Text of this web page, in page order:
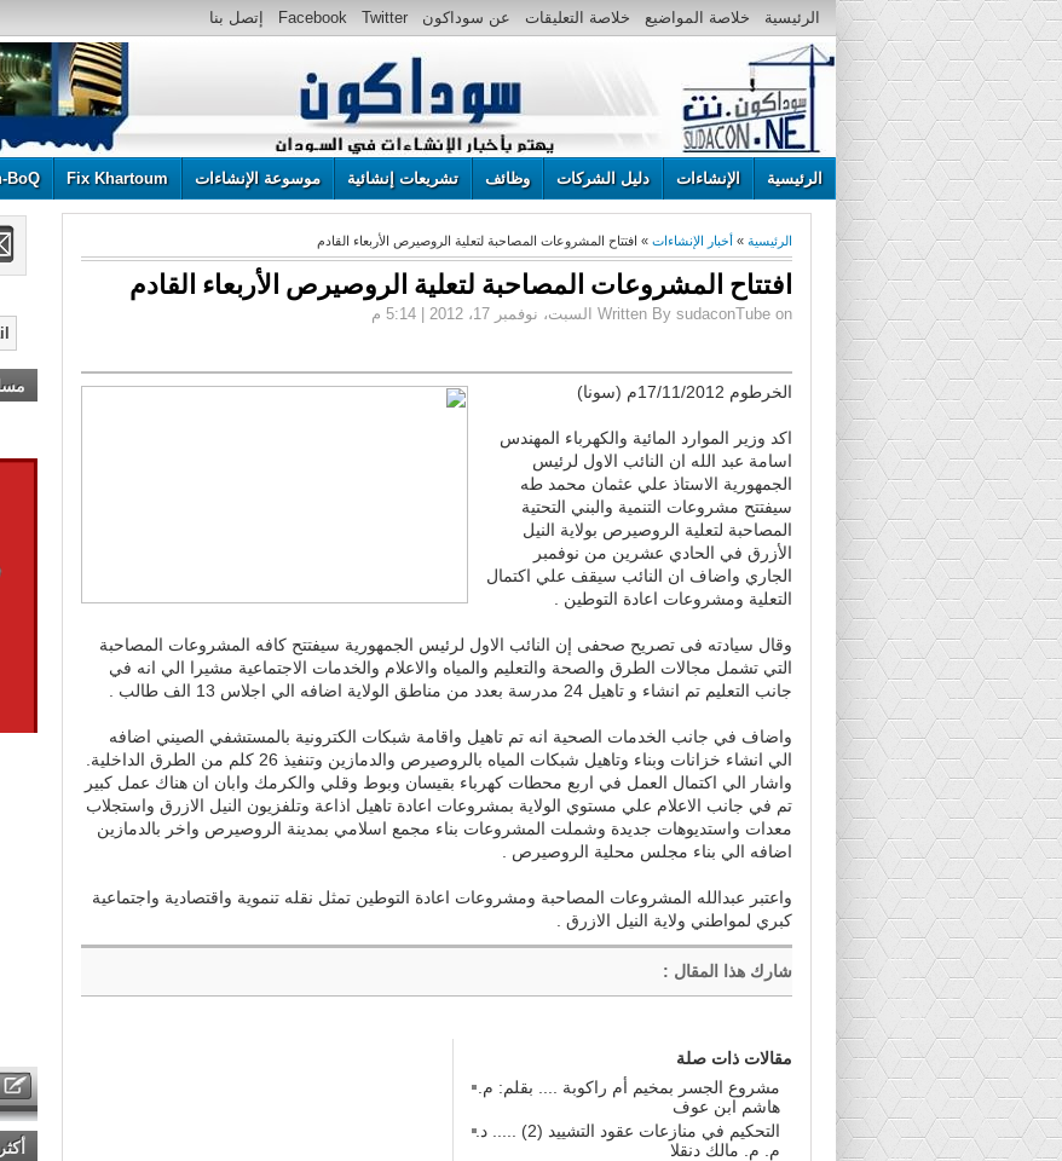
الرئيسية خلاصة المواضيع خلاصة التعليقات عن سوداكون Twitter
Facebook إتصل بنا
الرئيسية الإنشاءات دليل الشركات وظائف تشريعات إنشائية موسوعة الإنشاءات Fix Khartoum
BoQ
الرئيسية » أخبار الإنشاءات » افتتاح المشروعات المصاحبة لتعلية الروصيرص الأربعاء القادم
افتتاح المشروعات المصاحبة لتعلية الروصيرص الأربعاء القادم
Written By sudaconTube on السبت، نوفمبر 17، 2012 | 5:14 م
الخرطوم 17/11/2012م (سونا)
اكد وزير الموارد المائية والكهرباء المهندس
اسامة عبد الله ان النائب الاول لرئيس
الجمهورية الاستاذ علي عثمان محمد طه
سيفتتح مشروعات التنمية والبني التحتية
المصاحبة لتعلية الروصيرص بولاية النيل
الأزرق في الحادي عشرين من نوفمبر
الجاري واضاف ان النائب سيقف علي اكتمال
التعلية ومشروعات اعادة التوطين .
وقال سيادته فى تصريح صحفى إن النائب الاول لرئيس الجمهورية سيفتتح كافه المشروعات المصاحبة
التي تشمل مجالات الطرق والصحة والتعليم والمياه والاعلام والخدمات الاجتماعية مشيرا الي انه في
جانب التعليم تم انشاء و تاهيل 24 مدرسة بعدد من مناطق الولاية اضافه الي اجلاس 13 الف طالب .
واضاف في جانب الخدمات الصحية انه تم تاهيل واقامة شبكات الكترونية بالمستشفي الصيني اضافه
الي انشاء خزانات وبناء وتاهيل شبكات المياه بالروصيرص والدمازين وتنفيذ 26 كلم من الطرق الداخلية.
واشار الي اكتمال العمل في اربع محطات كهرباء بقيسان وبوط وقلي والكرمك وابان ان هناك عمل كبير
تم في جانب الاعلام علي مستوي الولاية بمشروعات اعادة تاهيل اذاعة وتلفزيون النيل الازرق واستجلاب
معدات واستديوهات جديدة وشملت المشروعات بناء مجمع اسلامي بمدينة الروصيرص واخر بالدمازين
اضافه الي بناء مجلس محلية الروصيرص .
واعتبر عبدالله المشروعات المصاحبة ومشروعات اعادة التوطين تمثل نقله تنموية واقتصادية واجتماعية
كبري لمواطني ولاية النيل الازرق .
شارك هذا المقال :
مقالات ذات صلة
مشروع الجسر بمخيم أم راكوبة .... بقلم: م.
هاشم ابن عوف
التحكيم في منازعات عقود التشييد (2) ..... د.
م. م. مالك دنقلا